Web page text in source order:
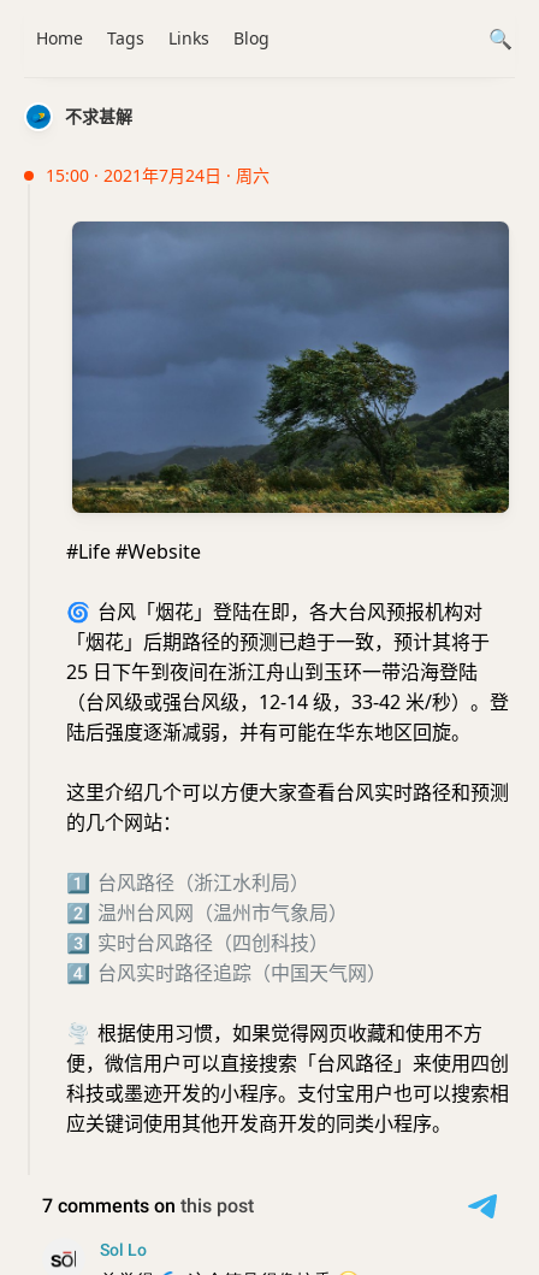
不求甚解
15:00 · 2021年7月24日 · 周六
#Life #Website
🌀 台风「烟花」登陆在即，各大台风预报机构对
「烟花」后期路径的预测已趋于一致，预计其将于
25 日下午到夜间在浙江舟山到玉环一带沿海登陆
（台风级或强台风级，12-14 级，33-42 米/秒）。登
陆后强度逐渐减弱，并有可能在华东地区回旋。
这里介绍几个可以方便大家查看台风实时路径和预测
的几个网站：
1⃣️ 台风路径（浙江水利局）
2⃣️ 温州台风网（温州市气象局）
3⃣️ 实时台风路径（四创科技）
4⃣️ 台风实时路径追踪（中国天气网）
🌪️ 根据使用习惯，如果觉得网页收藏和使用不方
便，微信用户可以直接搜索「台风路径」来使用四创
科技或墨迹开发的小程序。支付宝用户也可以搜索相
应关键词使用其他开发商开发的同类小程序。
Home Tags Links Blog